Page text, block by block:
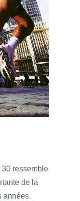
30 ressemble
de la
années.